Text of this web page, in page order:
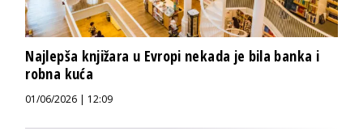
Najlepša knjižara u Evropi nekada je bila banka i
robna kuća
01/06/2026 | 12:09